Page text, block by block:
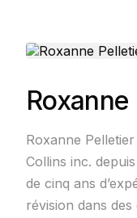
Roxanne
Collins inc.
de cinq ans
révision dans